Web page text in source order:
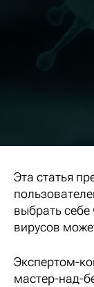
Эта статья
выбрать себе
вирусов
Экспертом-
мастер-над-